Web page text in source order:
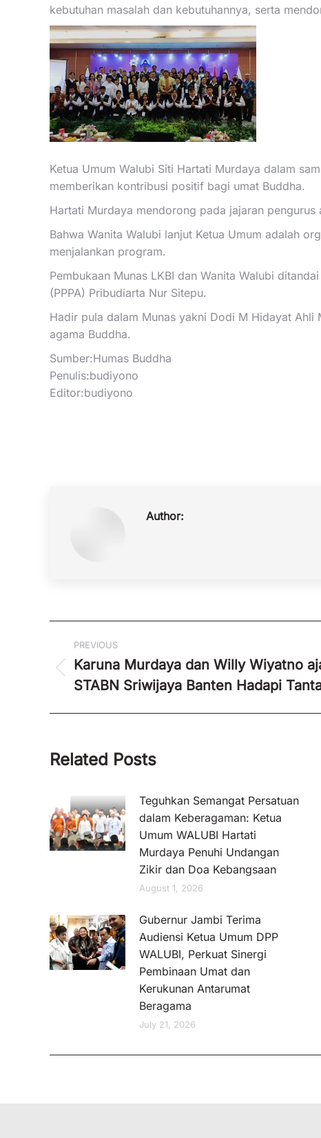
kebutuhan masalah dan kebutuhannya, serta
Ketua Umum Walubi Siti Hartati Murdaya dalam
memberikan kontribusi positif bagi umat Buddha.
Hartati Murdaya mendorong pada jajaran
Bahwa Wanita Walubi lanjut Ketua Umum adalah
menjalankan program.
Pembukaan Munas LKBI dan Wanita Walubi
(PPPA) Pribudiarta Nur Sitepu.
Hadir pula dalam Munas yakni Dodi M Hidayat
agama Buddha.
Sumber:Humas Buddha
Penulis:budiyono
Editor:budiyono
Author:
Post
navigation
PREVIOUS
Previous
post:
Karuna Murdaya dan Willy Wiyatno
STABN Sriwijaya Banten Hadapi
Related Posts
Teguhkan Semangat Persatuan
dalam Keberagaman: Ketua
Umum WALUBI Hartati
Murdaya Penuhi Undangan
Zikir dan Doa Kebangsaan
August 1, 2026
Gubernur Jambi Terima
Audiensi Ketua Umum DPP
WALUBI, Perkuat Sinergi
Pembinaan Umat dan
Kerukunan Antarumat
Beragama
July 21, 2026